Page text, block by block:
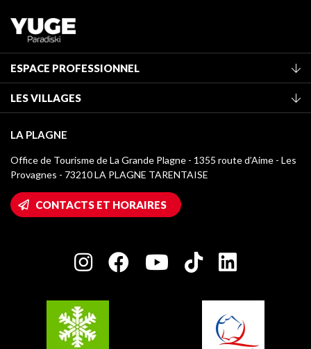
ESPACE PROFESSIONNEL
Classement des meublés
Taxe de séjour
Médiathèque
Logos La Plagne
Accès Wifi
Maison des Propriétaires
Charte des Acteurs Engagés
LES VILLAGES
Champagny-en-Vanoise
Montchavin - Les Coches
Plagne 1800
Plagne Villages
Plagne Aime 2000
LA PLAGNE
Office de Tourisme de La Grande Plagne - 1355 route d’Aime - Les
Provagnes - 73210 LA PLAGNE TARENTAISE
CONTACTS ET HORAIRES